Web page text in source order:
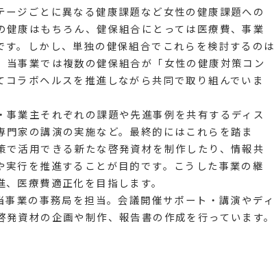
ジごとに異なる健康課題など女性の健康課題への
康はもちろん、健保組合にとっては医療費、事業
。しかし、単独の健保組合でこれらを検討するのは
事業では複数の健保組合が「女性の健康対策コン
ラボヘルスを推進しながら共同で取り組んでいま
業主それぞれの課題や先進事例を共有するディス
家の講演の実施など。最終的にはこれらを踏ま
活用できる新たな啓発資材を制作したり、情報共
行を推進することが目的です。こうした事業の継
医療費適正化を目指します。
業の事務局を担当。会議開催サポート・講演やディ
資材の企画や制作、報告書の作成を行っています。